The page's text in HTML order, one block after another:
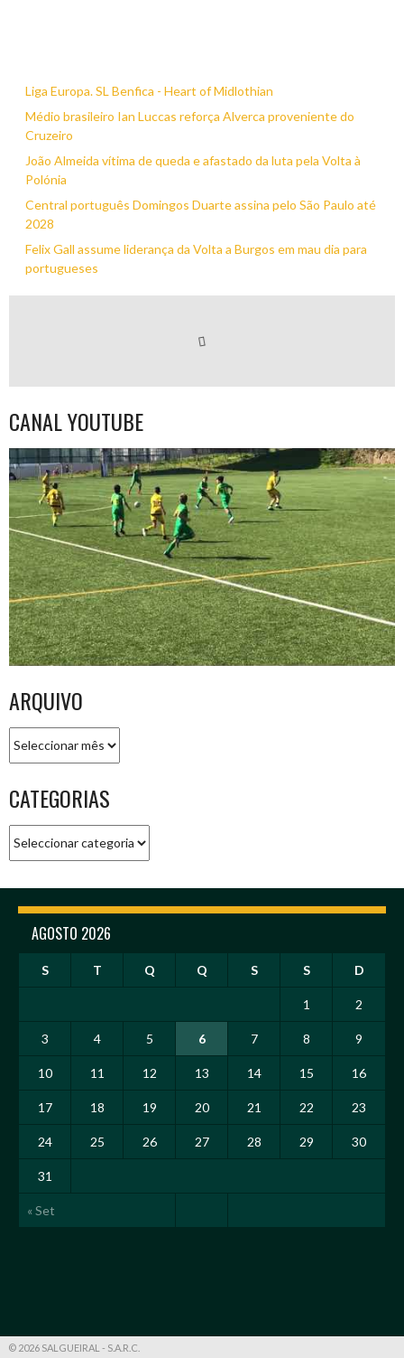
Liga Europa. SL Benfica - Heart of Midlothian
Médio brasileiro Ian Luccas reforça Alverca proveniente do
Cruzeiro
João Almeida vítima de queda e afastado da luta pela Volta à
Polónia
Central português Domingos Duarte assina pelo São Paulo até
2028
Felix Gall assume liderança da Volta a Burgos em mau dia para
portugueses
CANAL YOUTUBE
ARQUIVO
CATEGORIAS
AGOSTO 2026
S T Q Q S S D
« Set
1 2
3 4 5 6 7 8 9
10 11 12 13 14 15 16
17 18 19 20 21 22 23
24 25 26 27 28 29 30
31
© 2026 SALGUEIRAL - S.A.R.C.